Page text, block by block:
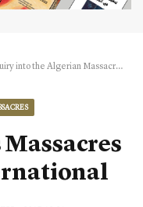
into the Algerian Massacres